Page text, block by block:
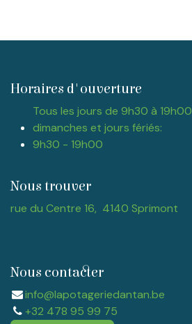
Horaires d'ouverture
Tous les jours de 9h30 à 19h00
dimanches et jours fériés:
9h30 - 19h00
Nous trouver
rue du Centre 16, 4140 Sprimont
Nous contacter
info@lapotageriedantan.be
+32 478 95 99 75